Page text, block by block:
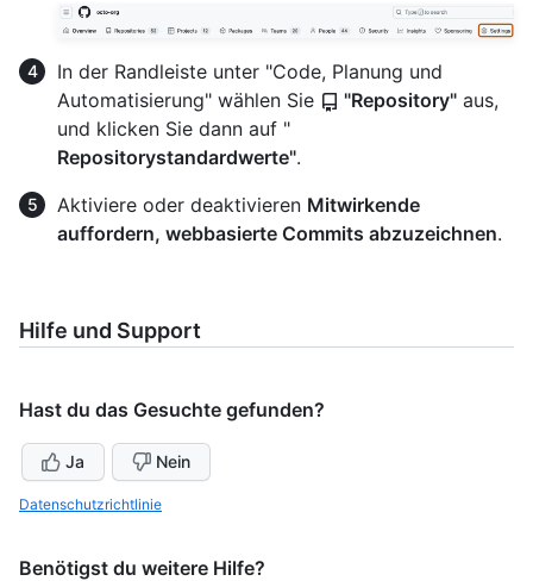
In der Randleiste unter "Code, Planung und
Automatisierung" wählen Sie
"Repository" aus,
und klicken Sie dann auf "
Repositorystandardwerte".
Aktiviere oder deaktivieren Mitwirkende
auffordern, webbasierte Commits abzuzeichnen.
Hilfe und Support
Hast du das Gesuchte gefunden?
Ja Nein
Datenschutzrichtlinie
Benötigst du weitere Hilfe?